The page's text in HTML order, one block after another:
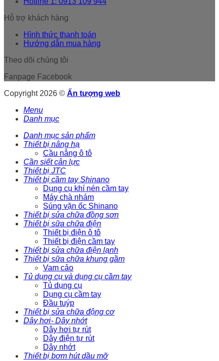
Hỗ trợ khách hàng
Hình thức thanh toán
Hướng dẫn mua hàng
Theo dõi chúng tôi
Fanpage Facebook
Copyright 2026 © Ấn tượng web
Menu
Danh mục
Danh mục sản phẩm
Thiết bị nâng hạ
Cầu nâng ô tô
Cần siết cân lực
Thiết bị JTC
Thiết bị cầm tay Shinano
Dụng cụ khí nén cầm tay
Máy chà nhám
Súng vặn ốc Shinano
Thiết bị sửa chữa đồng sơn
Thiết bị sữa chữa điện
Thiết bị điện ô tô
Thiết bị điện cầm tay
Thiết bị sửa chữa điện lạnh
Thiết bị sữa chữa khung gầm
Vam cảo
Tủ dụng cụ và dụng cụ cầm tay
Tủ dụng cụ
Dụng cụ cầm tay
Đầu tuýp
Thiết bị sửa chữa động cơ
Dây hơi- Dây nhớt
Dây hơi tự rút
Dây điện tự rút
Dây nhớt
Thiết bị bơm hút dầu mỡ